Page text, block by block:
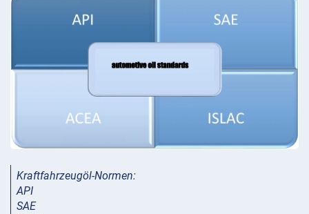
Kraftfahrzeugöl-Normen:
API
SAE